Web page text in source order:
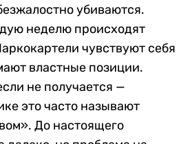
убиваются.
неделю происходят
чувствуют себя
властные позиции.
не получается —
это часто называют
До настоящего